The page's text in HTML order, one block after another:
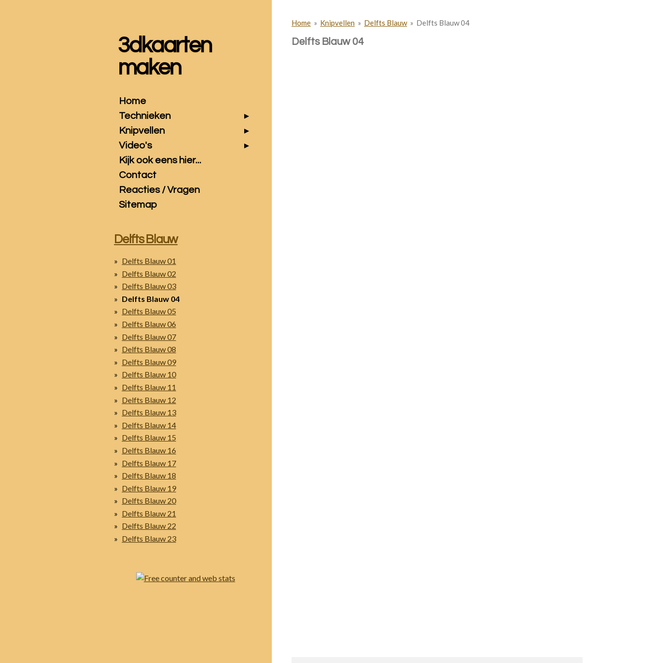
Home » Knipvellen » Delfts Blauw » Delfts Blauw 04
Delfts Blauw 04
3dkaarten
maken
Home
Technieken
Knipvellen
Video's
Kijk ook eens hier...
Contact
Reacties / Vragen
Sitemap
Delfts Blauw
Delfts Blauw 01
Delfts Blauw 02
Delfts Blauw 03
Delfts Blauw 04
Delfts Blauw 05
Delfts Blauw 06
Delfts Blauw 07
Delfts Blauw 08
Delfts Blauw 09
Delfts Blauw 10
Delfts Blauw 11
Delfts Blauw 12
Delfts Blauw 13
Delfts Blauw 14
Delfts Blauw 15
Delfts Blauw 16
Delfts Blauw 17
Delfts Blauw 18
Delfts Blauw 19
Delfts Blauw 20
Delfts Blauw 21
Delfts Blauw 22
Delfts Blauw 23